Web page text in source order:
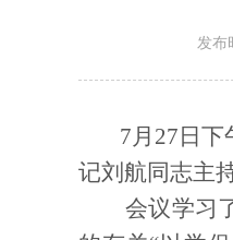
发布
7月 27 日下
记刘航同志主
会议学习